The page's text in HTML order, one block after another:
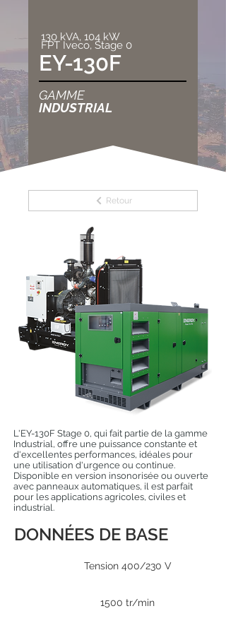
130 kVA, 104 kW
FPT Iveco, Stage 0
EY-130F
GAMME
INDUSTRIAL
Retour
L'EY-130F Stage 0, qui fait partie de la gamme
Industrial, offre une puissance constante et
d'excellentes performances, idéales pour
une utilisation d'urgence ou continue.
Disponible en version insonorisée ou ouverte
avec panneaux automatiques, il est parfait
pour les applications agricoles, civiles et
industrial.
DONNÉES DE BASE
Tension 400/230 V
1500 tr/min